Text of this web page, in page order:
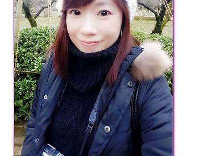
FANG
團、
主
題
旅
遊、
達
人
帶
路、
旅
遊
節
目